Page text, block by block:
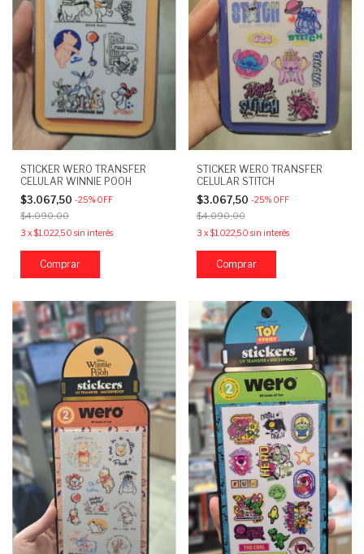
STICKER WERO TRANSFER
CELULAR WINNIE POOH
$3.067,50 -25% OFF
$4.090,00
3 x$1.022,50 sin interés
STICKER WERO TRANSFER
CELULAR STITCH
$3.067,50 -25% OFF
$4.090,00
3 x$1.022,50 sin interés